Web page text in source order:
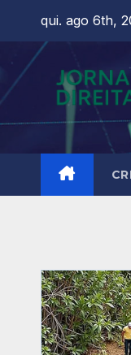
content
qui. ago 6th,